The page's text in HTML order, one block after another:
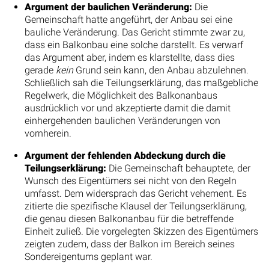
Argument der baulichen Veränderung: Die
Gemeinschaft hatte angeführt, der Anbau sei eine
bauliche Veränderung. Das Gericht stimmte zwar zu,
dass ein Balkonbau eine solche darstellt. Es verwarf
das Argument aber, indem es klarstellte, dass dies
gerade keinGrund sein kann, den Anbau abzulehnen.
Schließlich sah die Teilungserklärung, das maßgebliche
Regelwerk, die Möglichkeit des Balkonanbaus
ausdrücklich vor und akzeptierte damit die damit
einhergehenden baulichen Veränderungen von
vornherein.
Argument der fehlenden Abdeckung durch die
Teilungserklärung: Die Gemeinschaft behauptete, der
Wunsch des Eigentümers sei nicht von den Regeln
umfasst. Dem widersprach das Gericht vehement. Es
zitierte die spezifische Klausel der Teilungserklärung,
die genau diesen Balkonanbau für die betreffende
Einheit zuließ. Die vorgelegten Skizzen des Eigentümers
zeigten zudem, dass der Balkon im Bereich seines
Sondereigentums geplant war.